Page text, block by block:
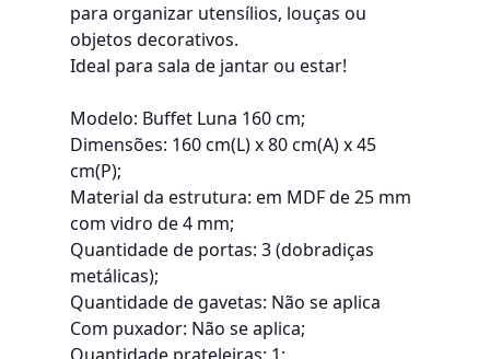
para organizar utensílios, louças ou
objetos decorativos.
Ideal para sala de jantar ou estar!
Modelo: Buffet Luna 160 cm;
Dimensões: 160 cm(L) x 80 cm(A) x 45
cm(P);
Material da estrutura: em MDF de 25 mm
com vidro de 4 mm;
Quantidade de portas: 3 (dobradiças
metálicas);
Quantidade de gavetas: Não se aplica
Com puxador: Não se aplica;